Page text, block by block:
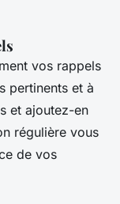
vos rappels
pertinents et à
et ajoutez-en
régulière vous
de vos